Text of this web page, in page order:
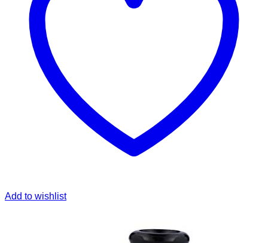
Add to wishlist